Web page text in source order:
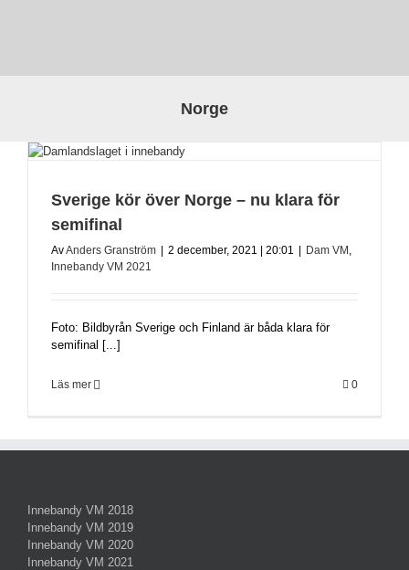
Norge
Sverige kör över Norge – nu klara för
semifinal
AvAnders Granström 2 december, 2021 | 20:01 Dam VM ,
Innebandy VM 2021
Foto: Bildbyrån Sverige och Finland är båda klara för
semifinal [...]
Läs mer 0
Innebandy VM 2018
Innebandy VM 2019
Innebandy VM 2020
Innebandy VM 2021